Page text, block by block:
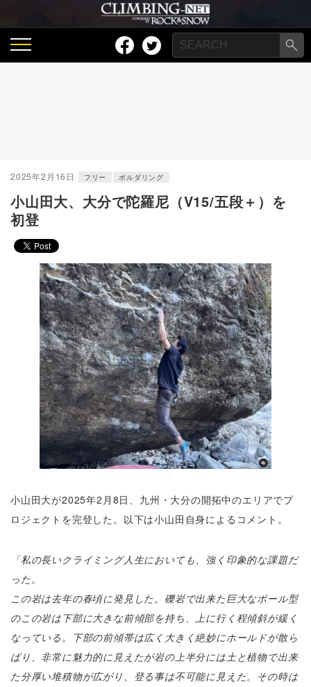
2025年2月16日 フリー ボルダリング
小山田大、大分で陀羅尼（V15/五段＋）を
初登
小山田大が2025年2月8日、九州・大分の開拓中のエリアでプ
ロジェクトを完登した。以下は小山田自身によるコメント。
「私の長いクライミング人生においても、強く印象的な課題だ
った。
この岩は去年の春頃に発見した。礫岩で出来た巨大なボール型
のこの岩は下部に大きな前傾部を持ち、上に行く程傾斜が緩く
なっている。下部の前傾帯は広く大きく絶妙にホールドが散ら
ばり、非常に魅力的に見えたが岩の上半分には土と植物で出来
た分厚い堆積物が広がり、登る事は不可能に見えた。その時は